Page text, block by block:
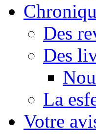
Des
Des
La
Votre